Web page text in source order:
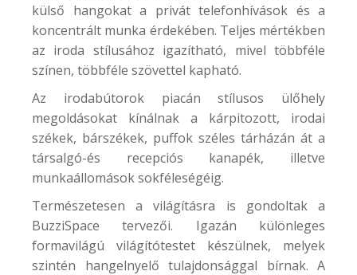
külső hangokat a privát telefonhívások és a
koncentrált munka érdekében. Teljes mértékben
az iroda stílusához igazítható, mivel többféle
színen, többféle szövettel kapható.
Az irodabútorok piacán stílusos ülőhely
megoldásokat kínálnak a kárpitozott, irodai
székek, bárszékek, puffok széles tárházán át a
társalgó-és recepciós kanapék, illetve
munkaállomások sokféleségéig.
Természetesen a világításra is gondoltak a
BuzziSpace tervezői. Igazán különleges
formavilágú világítótestet készülnek, melyek
szintén hangelnyelő tulajdonsággal bírnak. A